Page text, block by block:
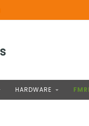
HARDWARE